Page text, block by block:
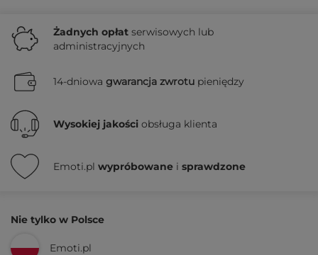
Żadnych opłat serwisowych lub
administracyjnych
14-dniowa gwarancja zwrotu pieniędzy
Wysokiej jakości obsługa klienta
Emoti.pl wypróbowane i sprawdzone
Nie tylko w Polsce
Emoti.pl